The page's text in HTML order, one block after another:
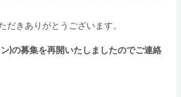
だきありがとうございます。
)の募集を再開いたしましたのでご連絡